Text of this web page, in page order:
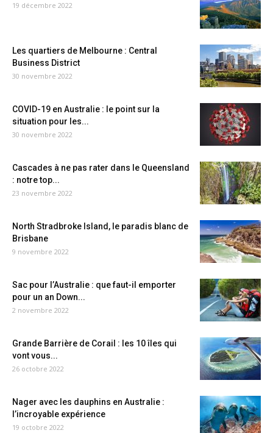
19 décembre 2022
Les quartiers de Melbourne : Central
Business District
30 novembre 2022
COVID-19 en Australie : le point sur la
situation pour les...
30 novembre 2022
Cascades à ne pas rater dans le Queensland
: notre top...
23 novembre 2022
North Stradbroke Island, le paradis blanc de
Brisbane
9 novembre 2022
Sac pour l’Australie : que faut-il emporter
pour un an Down...
2 novembre 2022
Grande Barrière de Corail : les 10 îles qui
vont vous...
26 octobre 2022
Nager avec les dauphins en Australie :
l’incroyable expérience
19 octobre 2022